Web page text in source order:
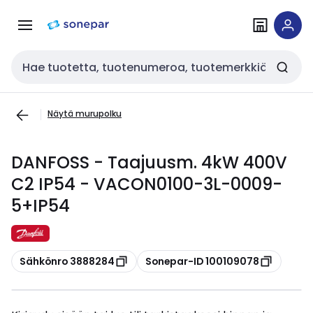
navigointiinsisältöön
Haku
Näytä murupolku
DANFOSS - Taajuusm. 4kW 400V
C2 IP54 - VACON0100-3L-0009-
5+IP54
Kopioi
Sähkönro 3888284 Kopioi
Sonepar-ID 100109078